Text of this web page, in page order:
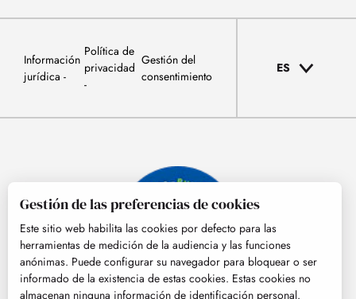
Información
jurídica
Política de
privacidad
Gestión del
consentimiento
ES
Gestión de las preferencias de cookies
Este sitio web habilita las cookies por defecto para las
herramientas de medición de la audiencia y las funciones
anónimas. Puede configurar su navegador para bloquear o ser
informado de la existencia de estas cookies. Estas cookies no
almacenan ninguna información de identificación personal.